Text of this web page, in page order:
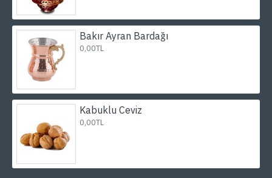
Bakır Ayran Bardağı
0,00TL
Kabuklu Ceviz
0,00TL